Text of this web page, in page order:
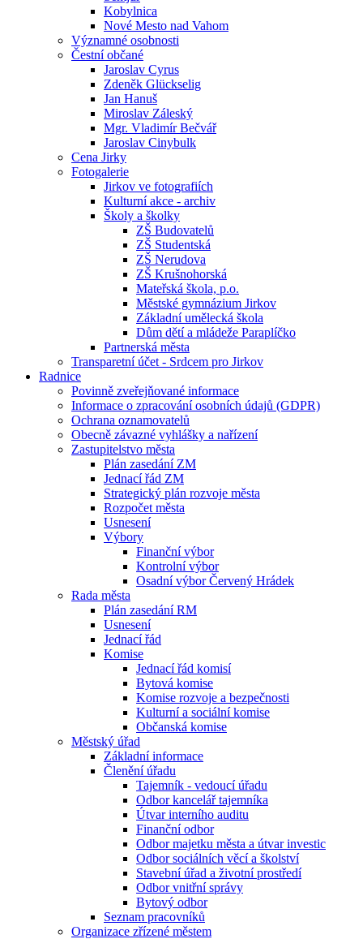
Kobylnica
Nové Mesto nad Vahom
Významné osobnosti
Čestní občané
Jaroslav Cyrus
Zdeněk Glückselig
Jan Hanuš
Miroslav Záleský
Mgr. Vladimír Bečvář
Jaroslav Cinybulk
Cena Jirky
Fotogalerie
Jirkov ve fotografiích
Kulturní akce - archiv
Školy a školky
ZŠ Budovatelů
ZŠ Studentská
ZŠ Nerudova
ZŠ Krušnohorská
Mateřská škola, p.o.
Městské gymnázium Jirkov
Základní umělecká škola
Dům dětí a mládeže Paraplíčko
Partnerská města
Transparetní účet - Srdcem pro Jirkov
Radnice
Povinně zveřejňované informace
Informace o zpracování osobních údajů (GDPR)
Ochrana oznamovatelů
Obecně závazné vyhlášky a nařízení
Zastupitelstvo města
Plán zasedání ZM
Jednací řád ZM
Strategický plán rozvoje města
Rozpočet města
Usnesení
Výbory
Finanční výbor
Kontrolní výbor
Osadní výbor Červený Hrádek
Rada města
Plán zasedání RM
Usnesení
Jednací řád
Komise
Jednací řád komisí
Bytová komise
Komise rozvoje a bezpečnosti
Kulturní a sociální komise
Občanská komise
Městský úřad
Základní informace
Členění úřadu
Tajemník - vedoucí úřadu
Odbor kancelář tajemníka
Útvar interního auditu
Finanční odbor
Odbor majetku města a útvar investic
Odbor sociálních věcí a školství
Stavební úřad a životní prostředí
Odbor vnitřní správy
Bytový odbor
Seznam pracovníků
Organizace zřízené městem